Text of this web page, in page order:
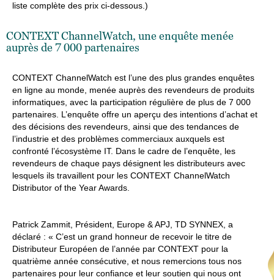
liste complète des prix ci-dessous.)
CONTEXT ChannelWatch, une enquête menée
auprès de 7 000 partenaires
CONTEXT ChannelWatch est l’une des plus grandes enquêtes
en ligne au monde, menée auprès des revendeurs de produits
informatiques, avec la participation régulière de plus de 7 000
partenaires. L’enquête offre un aperçu des intentions d’achat et
des décisions des revendeurs, ainsi que des tendances de
l’industrie et des problèmes commerciaux auxquels est
confronté l’écosystème IT. Dans le cadre de l’enquête, les
revendeurs de chaque pays désignent les distributeurs avec
lesquels ils travaillent pour les CONTEXT ChannelWatch
Distributor of the Year Awards.
Patrick Zammit, Président, Europe & APJ, TD SYNNEX, a
déclaré : « C’est un grand honneur de recevoir le titre de
Distributeur Européen de l’année par CONTEXT pour la
quatrième année consécutive, et nous remercions tous nos
partenaires pour leur confiance et leur soutien qui nous ont